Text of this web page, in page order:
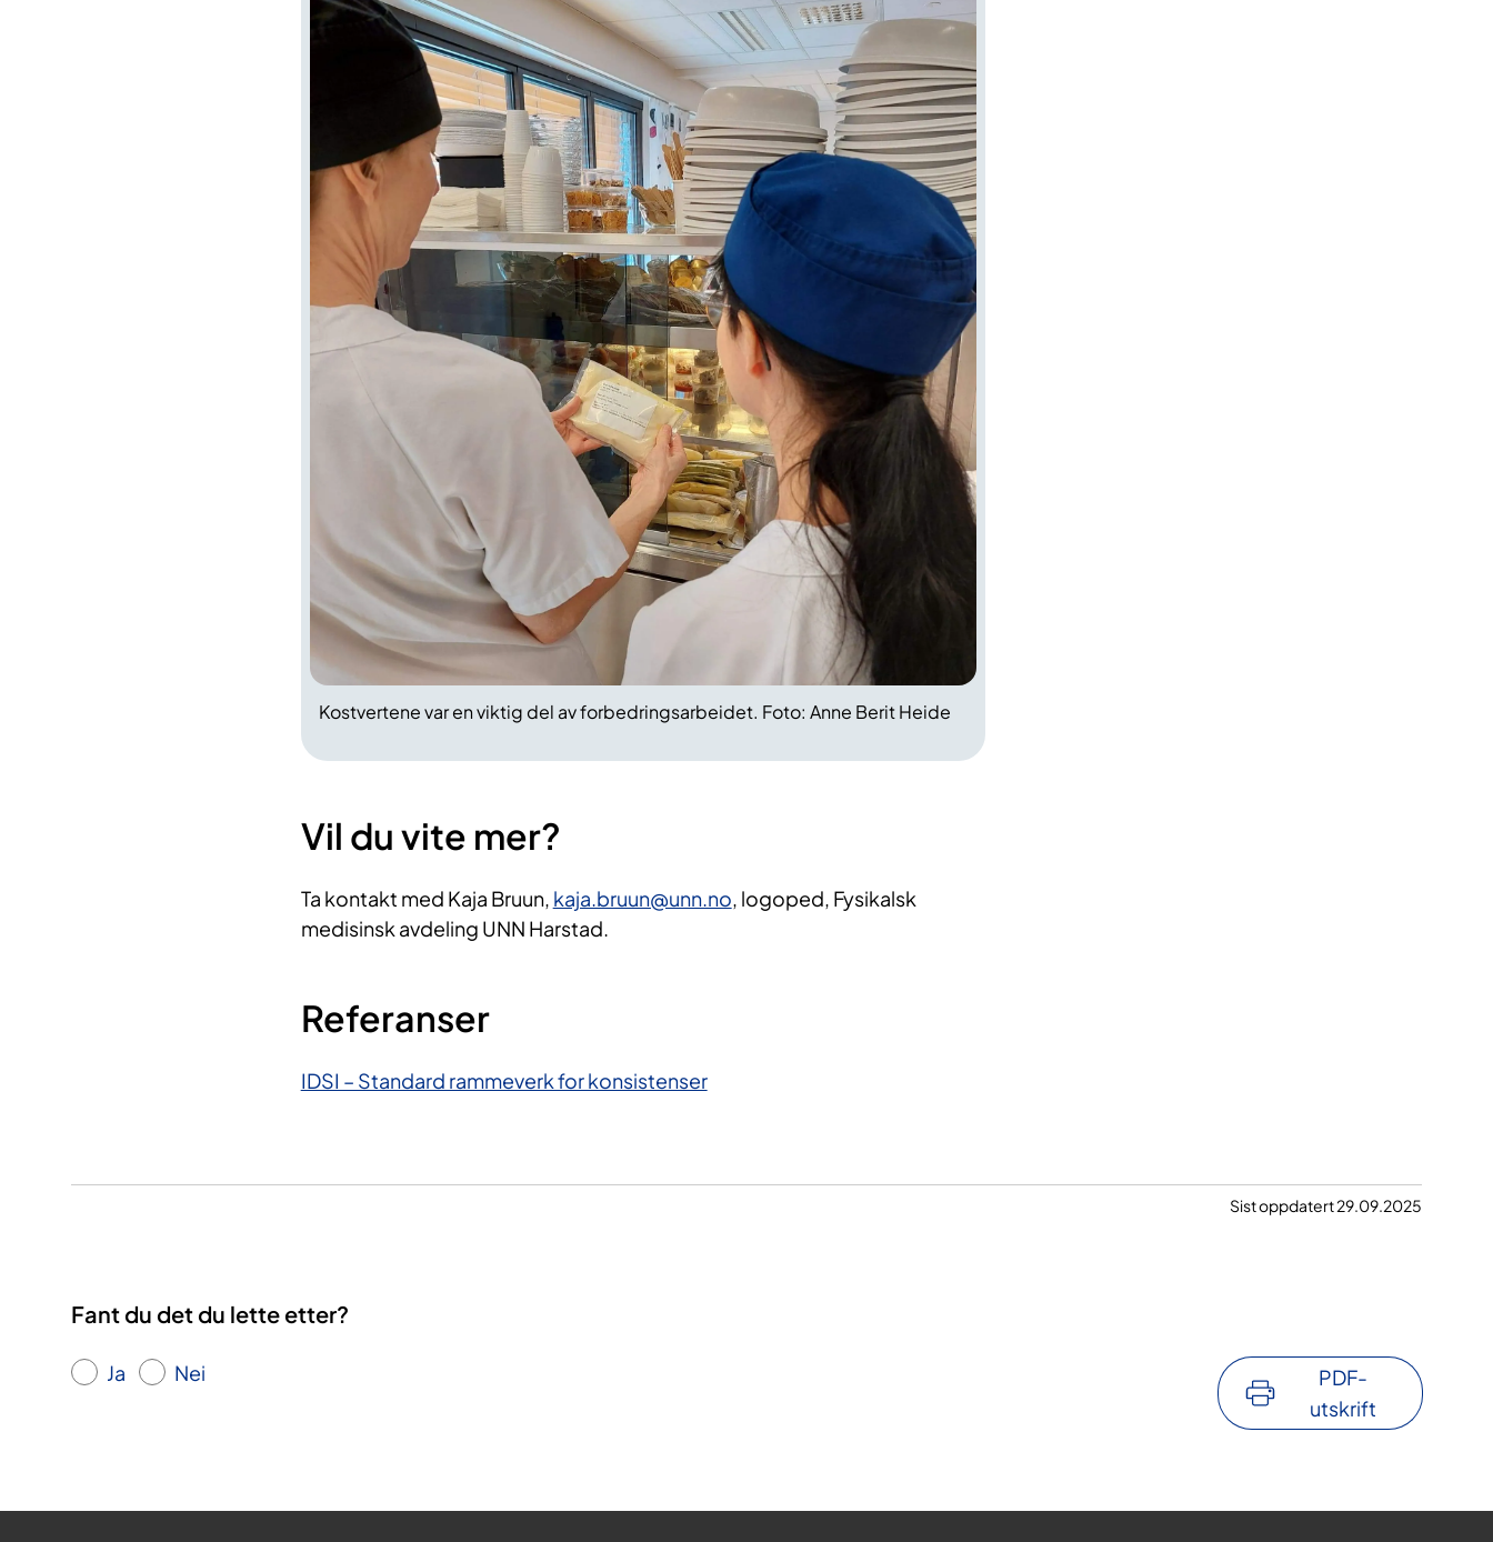
Kostvertene var en viktig del av forbedringsarbeidet. Foto: Anne Berit Heide
Vil du vite mer?
Ta kontakt med Kaja Bruun, kaja.bruun@unn.no, logoped, Fysikalsk
medisinsk avdeling UNN Harstad.
Referanser
IDSI – Standard rammeverk for konsistenser
Sist oppdatert 29.09.2025
Fant du det du lette etter?
Ja Nei
PDF-
utskrift